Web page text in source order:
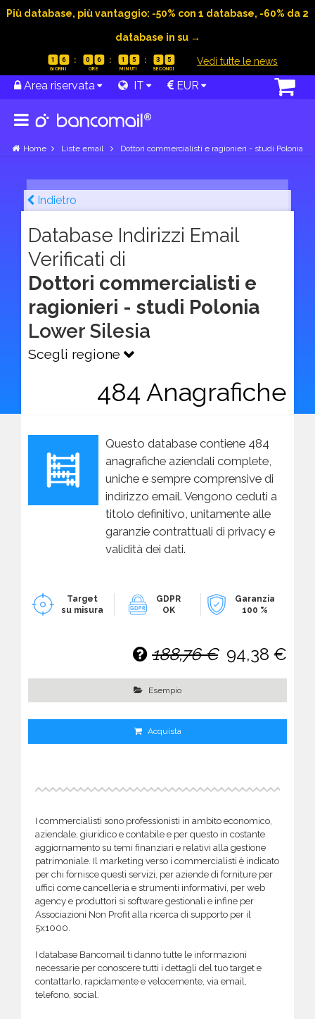
Più database, più vantaggio: -50% con 1 database, -60% da 2
database in su →
1 6 0 6 1 5 3 4 Vedi tutte le news
Area riservata IT EUR
Home Liste email Dottori commercialisti e ragionieri - studi Polonia
Indietro
Database Indirizzi Email
Verificati di
Dottori commercialisti e
ragionieri - studi Polonia
Lower Silesia
Scegli regione
484 Anagrafiche
Questo database contiene 484
anagrafiche aziendali complete,
uniche e sempre comprensive di
indirizzo email. Vengono ceduti a
titolo definitivo, unitamente alle
garanzie contrattuali di privacy e
validità dei dati.
Target
su misura
GDPR
OK
Garanzia
100 %
188,76 € 94,38 €
Esempio
Acquista
I commercialisti sono professionisti in ambito economico,
aziendale, giuridico e contabile e per questo in costante
aggiornamento su temi finanziari e relativi alla gestione
patrimoniale. Il marketing verso i commercialisti è indicato
per chi fornisce questi servizi, per aziende di forniture per
uffici come cancelleria e strumenti informativi, per web
agency e produttori si software gestionali e infine per
Associazioni Non Profit alla ricerca di supporto per il
5x1000.
I database Bancomail ti danno tutte le informazioni
necessarie per conoscere tutti i dettagli del tuo target e
contattarlo, rapidamente e velocemente, via email,
telefono, social.